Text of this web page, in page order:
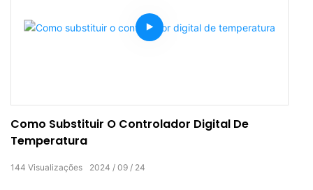
Como Substituir O Controlador Digital De
Temperatura
2024 09 24
144 Visualizações